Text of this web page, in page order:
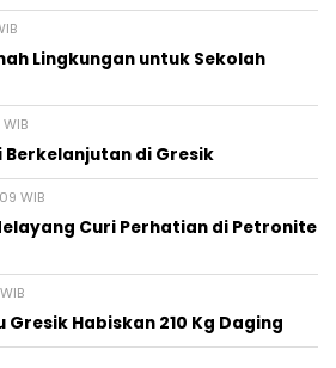
Lingkungan untuk Sekolah
Berkelanjutan di Gresik
WIB
Curi Perhatian di Petronite
Gresik Habiskan 210 Kg Daging